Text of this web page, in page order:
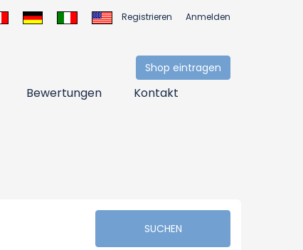
Registrieren Anmelden
Shop eintragen
Bewertungen Kontakt
SUCHEN